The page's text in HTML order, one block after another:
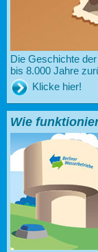
Die Geschichte
bis 8.000 Jahre
Klicke hier!
Wie